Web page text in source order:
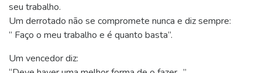
seu trabalho.
Um derrotado não se compromete nunca e diz sempre:
” Faço o meu trabalho e é quanto basta”.
Um vencedor diz: